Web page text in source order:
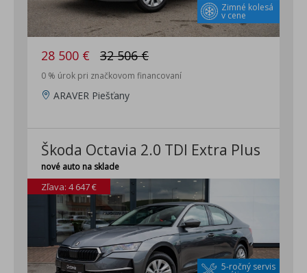
Zimné kolesá
v cene
28 500 € 32 506 €
0 % úrok pri značkovom financovaní
ARAVER Piešťany
Škoda Octavia 2.0 TDI Extra Plus
nové auto na sklade
5-ročný servis
Zľava: 4 647 €